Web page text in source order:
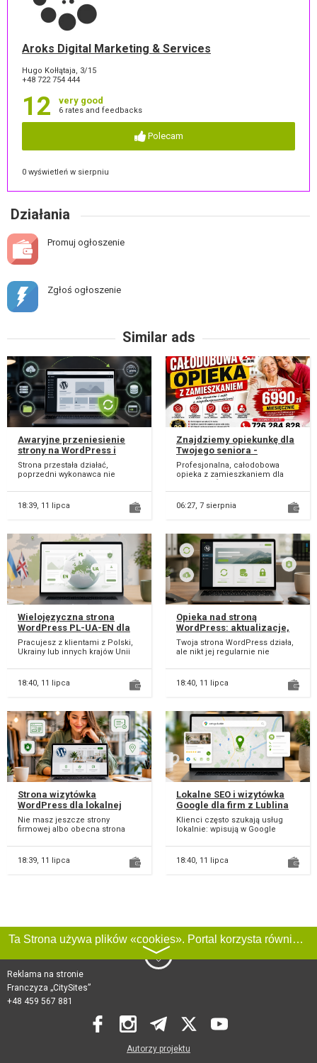
Aroks Digital Marketing & Services
Hugo Kołłątaja, 3/15
+48 722 754 444
12 very good
6 rates and feedbacks
Polecam
0 wyświetleń w sierpniu
Działania
Promuj ogłoszenie
Zgłoś ogłoszenie
Similar ads
Awaryjne przeniesienie
strony na WordPress i
ratunek witryny
Strona przestała działać,
poprzedni wykonawca nie
że stracisz dostę...
18:39, 11 lipca
Znajdziemy opiekunkę dla
Twojego seniora -
całodobowo, u niego w
domu/ Opieka nad
seniorem w jego domu -
całodobowo, z
zamieszkaniem
Profesjonalna, całodobowa
opieka z zamieszkaniem dla
całodobową op...
06:27, 7 sierpnia
Wielojęzyczna strona
WordPress PL-UA-EN dla
firm w Polsce
Pracujesz z klientami z Polski,
Ukrainy lub innych krajów Unii
wersja stro...
18:40, 11 lipca
Opieka nad stroną
WordPress: aktualizacje,
kopie i bezpieczeństwo
Twoja strona WordPress działa,
ale nikt jej regularnie nie
małych firm. S...
18:40, 11 lipca
Strona wizytówka
WordPress dla lokalnej
firmy w 14 dni
Nie masz jeszcze strony
firmowej albo obecna strona
pomaga w zdobywaniu k...
18:39, 11 lipca
Lokalne SEO i wizytówka
Google dla firm z Lublina
Klienci często szukają usług
lokalnie: wpisują w Google
“fryzjer Lublin”,...
18:40, 11 lipca
Ta Strona używa plików «cookies». Portal korzysta również z serwisu internetowego do zbierania danych technicznych o odwiedzających w celu uzyskania informacji marketingowych i statystycznych. Warunki przetwarzania danych odwiedzających Stronę, patrz:
〉
Reklama na stronie
Franczyza „CitySites”
+48 459 567 881
Autorzy projektu